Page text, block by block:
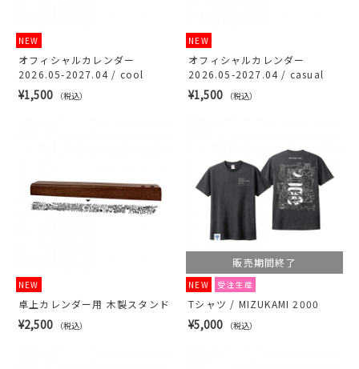
NEW
オフィシャルカレンダー
2026.05-2027.04 / cool
¥1,500 （税込）
NEW
オフィシャルカレンダー
2026.05-2027.04 / casual
¥1,500 （税込）
NEW
卓上カレンダー用 木製スタンド
¥2,500 （税込）
販売期間終了
NEW 受注生産
Tシャツ / MIZUKAMI 2000
¥5,000 （税込）